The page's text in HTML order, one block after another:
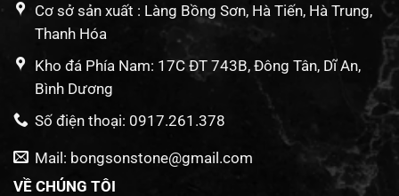
Cơ sở sản xuất : Làng Bồng Sơn, Hà Tiến, Hà Trung,
Thanh Hóa
Kho đá Phía Nam: 17C ĐT 743B, Đông Tân, Dĩ An,
Bình Dương
Số điện thoại: 0917.261.378
Mail: bongsonstone@gmail.com
VỀ CHÚNG TÔI